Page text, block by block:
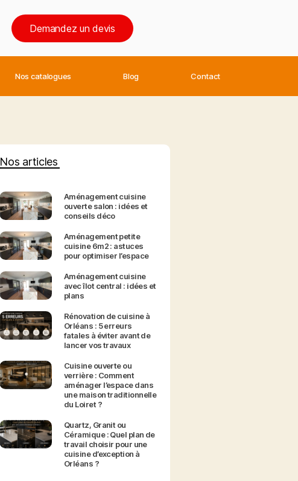
Demandez un devis
Nos catalogues Blog Contact
Nos articles
Aménagement cuisine
ouverte salon : idées et
conseils déco
Aménagement petite
cuisine 6m2 : astuces
pour optimiser l’espace
Aménagement cuisine
avec îlot central : idées et
plans
Rénovation de cuisine à
Orléans : 5 erreurs
fatales à éviter avant de
lancer vos travaux
Cuisine ouverte ou
verrière : Comment
aménager l’espace dans
une maison traditionnelle
du Loiret ?
Quartz, Granit ou
Céramique : Quel plan de
travail choisir pour une
cuisine d’exception à
Orléans ?